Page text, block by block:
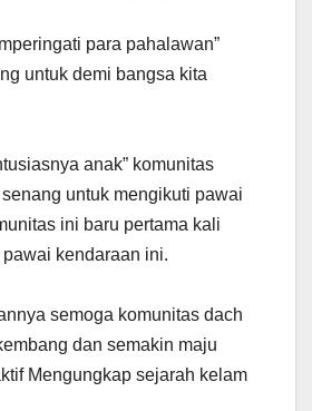
para pahalawan”
untuk demi bangsa kita
anak” komunitas
untuk mengikuti pawai
ini baru pertama kali
kendaraan ini.
semoga komunitas dach
dan semakin maju
Mengungkap sejarah kelam